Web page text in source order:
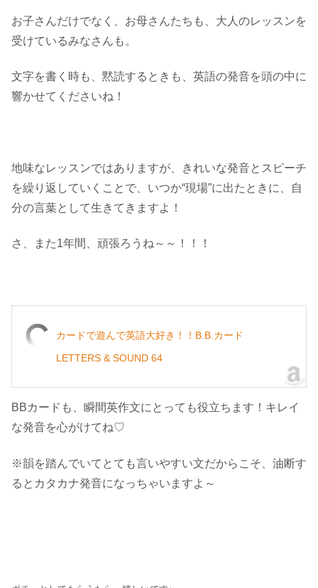
お子さんだけでなく、お母さんたちも、大人のレッスンを
受けているみなさんも。
文字を書く時も、黙読するときも、英語の発音を頭の中に
響かせてくださいね！
地味なレッスンではありますが、きれいな発音とスピーチ
を繰り返していくことで、いつか“現場”に出たときに、自
分の言葉として生きてきますよ！
さ、また1年間、頑張ろうね～～！！！
カードで遊んで英語大好き！！B.B.カード
LETTERS & SOUND 64
BBカードも、瞬間英作文にとっても役立ちます！キレイ
な発音を心がけてね♡
※韻を踏んでいてとても言いやすい文だからこそ、油断す
るとカタカナ発音になっちゃいますよ～